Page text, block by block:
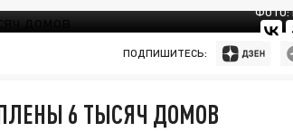
ФОТО:
ПОДПИШИТЕСЬ:
6 ТЫСЯЧ ДОМОВ